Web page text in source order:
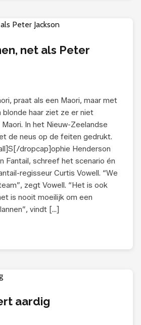
net als Peter
praat als een Maori, maar met
blonde haar ziet ze er niet
In het Nieuw-Zeelandse
de neus op de feiten gedrukt.
dropcap]ophie Henderson
Fantail, schreef het scenario én
regisseur Curtis Vowell. “We
zegt Vowell. “Het is ook
is nooit moeilijk om een
vindt […]
aardig